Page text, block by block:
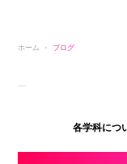
ホーム ブログ
各学科につ